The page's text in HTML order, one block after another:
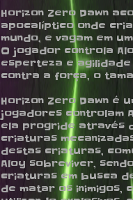
Horizon Zero Dawn
apocalíptico onde
mundo, e vagam em
O jogador controla
esperteza e
contra a força, o
Horizon Zero Dawn é
jogadores controlam
ela progride através
criaturas
destas criaturas,
Aloy sobreviver,
criaturas em busca
de matar os inimigos,